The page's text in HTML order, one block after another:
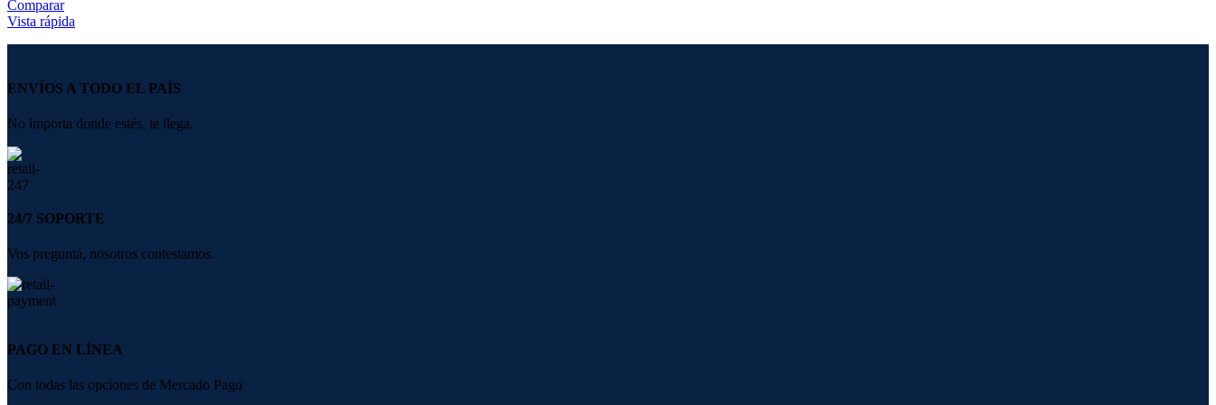
Comparar
Vista rápida
ENVÍOS A TODO EL PAÍS
No importa donde estés, te llega.
24/7 SOPORTE
Vos preguntá, nosotros contestamos.
PAGO EN LÍNEA
Con todas las opciones de Mercado Pago